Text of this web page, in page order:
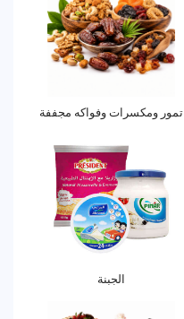
تمور ومكسرات وفواكه مجففة
الجبنة